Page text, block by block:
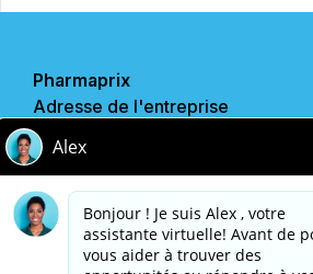
Pharmaprix
Adresse de l'entreprise
243 Consumers Road
Toronto, ON
M2J 4W8
Politique de confidentialité
Avis légal